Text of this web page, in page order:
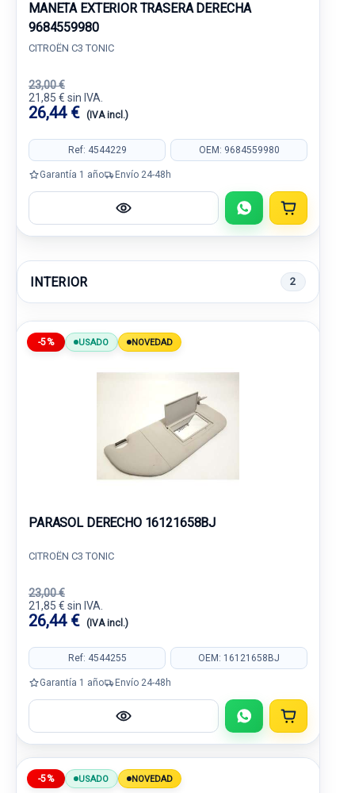
MANETA EXTERIOR TRASERA DERECHA
9684559980
CITROËN C3 TONIC
23,00 €
21,85 € sin IVA.
26,44 € (IVA incl.)
Ref: 4544229 OEM: 9684559980
Garantía 1 año Envío 24-48h
INTERIOR 2
-5% USADO NOVEDAD
PARASOL DERECHO 16121658BJ
CITROËN C3 TONIC
23,00 €
21,85 € sin IVA.
26,44 € (IVA incl.)
Ref: 4544255 OEM: 16121658BJ
Garantía 1 año Envío 24-48h
-5% USADO NOVEDAD